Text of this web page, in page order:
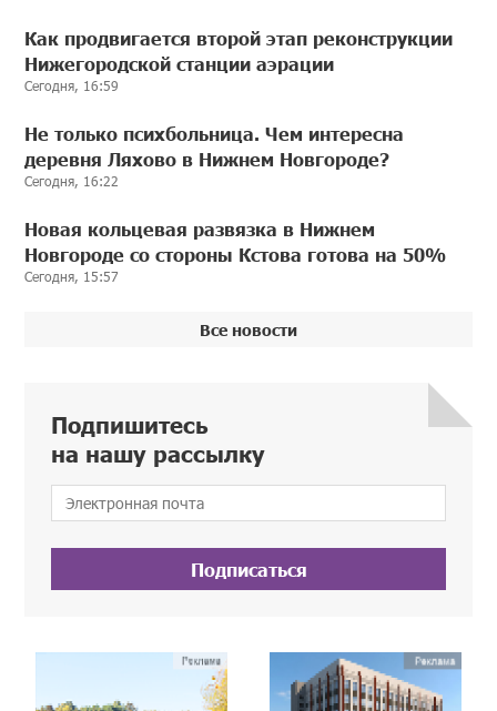
Как продвигается второй этап реконструкции
Нижегородской станции аэрации
Сегодня, 16:59
Не только психбольница. Чем интересна
деревня Ляхово в Нижнем Новгороде?
Сегодня, 16:22
Новая кольцевая развязка в Нижнем
Новгороде со стороны Кстова готова на 50%
Сегодня, 15:57
Все новости
Подпишитесь
на нашу рассылку
Подписаться